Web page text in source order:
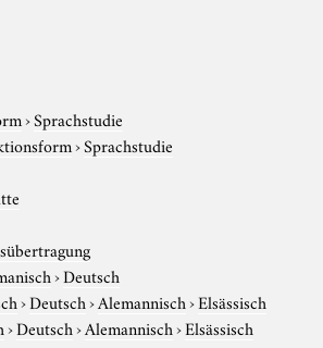
›Sprachstudie
›Sprachstudie
›Deutsch
›Deutsch›Alemannisch›Elsässisch
›Deutsch›Alemannisch›Elsässisch